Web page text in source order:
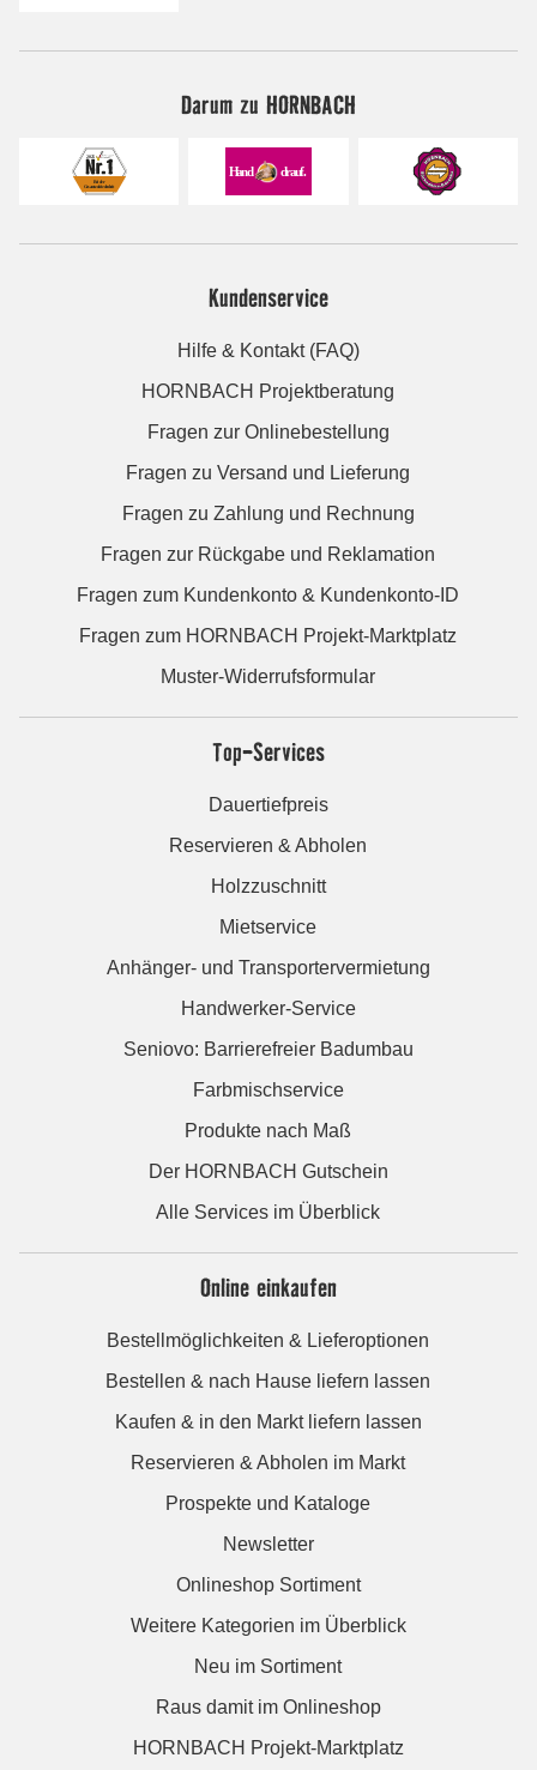
Darum zu HORNBACH
Kundenservice
Hilfe & Kontakt (FAQ)
HORNBACH Projektberatung
Fragen zur Onlinebestellung
Fragen zu Versand und Lieferung
Fragen zu Zahlung und Rechnung
Fragen zur Rückgabe und Reklamation
Fragen zum Kundenkonto & Kundenkonto-ID
Fragen zum HORNBACH Projekt-Marktplatz
Muster-Widerrufsformular
Top-Services
Dauertiefpreis
Reservieren & Abholen
Holzzuschnitt
Mietservice
Anhänger- und Transportervermietung
Handwerker-Service
Seniovo: Barrierefreier Badumbau
Farbmischservice
Produkte nach Maß
Der HORNBACH Gutschein
Alle Services im Überblick
Online einkaufen
Bestellmöglichkeiten & Lieferoptionen
Bestellen & nach Hause liefern lassen
Kaufen & in den Markt liefern lassen
Reservieren & Abholen im Markt
Prospekte und Kataloge
Newsletter
Onlineshop Sortiment
Weitere Kategorien im Überblick
Neu im Sortiment
Raus damit im Onlineshop
HORNBACH Projekt-Marktplatz